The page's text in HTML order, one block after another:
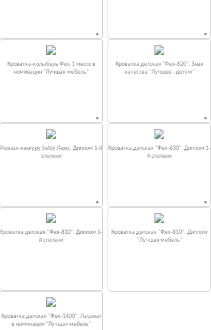
Кроватка-колыбель Фея.1 место в
номинации "Лучшая мебель"
Кроватка детская "Фея-620". Знак
качества "Лучшее - детям"
Рюкзак-кенгуру Selby Люкс. Диплом 1-й
степени
Кроватка детская "Фея-630". Диплом 1-
й степени
Кроватка детская "Фея-810". Диплом 1-
й степени
Кроватка детская "Фея-810". Диплом
"Лучшая мебель"
Кроватка детская "Фея-1400". Лауреат
в номинации "Лучшая мебель"